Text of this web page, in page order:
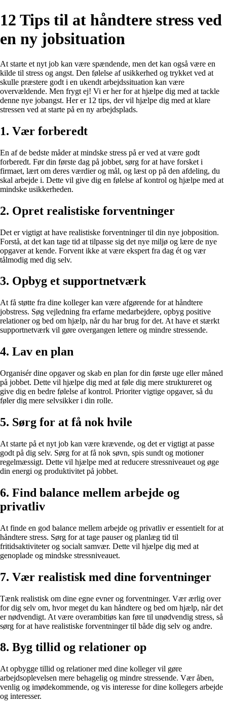
12 Tips til at håndtere stress ved
en ny jobsituation
At starte et nyt job kan være spændende, men det kan også være en
kilde til stress og angst. Den følelse af usikkerhed og trykket ved at
skulle præstere godt i en ukendt arbejdssituation kan være
overvældende. Men frygt ej! Vi er her for at hjælpe dig med at tackle
denne nye jobangst. Her er 12 tips, der vil hjælpe dig med at klare
stressen ved at starte på en ny arbejdsplads.
1. Vær forberedt
En af de bedste måder at mindske stress på er ved at være godt
forberedt. Før din første dag på jobbet, sørg for at have forsket i
firmaet, lært om deres værdier og mål, og læst op på den afdeling, du
skal arbejde i. Dette vil give dig en følelse af kontrol og hjælpe med at
mindske usikkerheden.
2. Opret realistiske forventninger
Det er vigtigt at have realistiske forventninger til din nye jobposition.
Forstå, at det kan tage tid at tilpasse sig det nye miljø og lære de nye
opgaver at kende. Forvent ikke at være ekspert fra dag ét og vær
tålmodig med dig selv.
3. Opbyg et supportnetværk
At få støtte fra dine kolleger kan være afgørende for at håndtere
jobstress. Søg vejledning fra erfarne medarbejdere, opbyg positive
relationer og bed om hjælp, når du har brug for det. At have et stærkt
supportnetværk vil gøre overgangen lettere og mindre stressende.
4. Lav en plan
Organisér dine opgaver og skab en plan for din første uge eller måned
på jobbet. Dette vil hjælpe dig med at føle dig mere struktureret og
give dig en bedre følelse af kontrol. Prioriter vigtige opgaver, så du
føler dig mere selvsikker i din rolle.
5. Sørg for at få nok hvile
At starte på et nyt job kan være krævende, og det er vigtigt at passe
godt på dig selv. Sørg for at få nok søvn, spis sundt og motioner
regelmæssigt. Dette vil hjælpe med at reducere stressniveauet og øge
din energi og produktivitet på jobbet.
6. Find balance mellem arbejde og
privatliv
At finde en god balance mellem arbejde og privatliv er essentielt for at
håndtere stress. Sørg for at tage pauser og planlæg tid til
fritidsaktiviteter og socialt samvær. Dette vil hjælpe dig med at
genoplade og mindske stressniveauet.
7. Vær realistisk med dine forventninger
Tænk realistisk om dine egne evner og forventninger. Vær ærlig over
for dig selv om, hvor meget du kan håndtere og bed om hjælp, når det
er nødvendigt. At være overambitiøs kan føre til unødvendig stress, så
sørg for at have realistiske forventninger til både dig selv og andre.
8. Byg tillid og relationer op
At opbygge tillid og relationer med dine kolleger vil gøre
arbejdsoplevelsen mere behagelig og mindre stressende. Vær åben,
venlig og imødekommende, og vis interesse for dine kollegers arbejde
og interesser.